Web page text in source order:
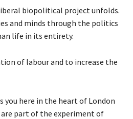
biopolitical project unfolds.
and minds through the politics
life in its entirety.
of labour and to increase the
you here in the heart of London
part of the experiment of